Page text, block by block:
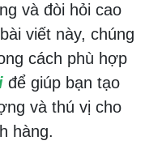
và đòi hỏi cao
viết này, chúng
cách phù hợp
để giúp bạn tạo
và thú vị cho
hàng.